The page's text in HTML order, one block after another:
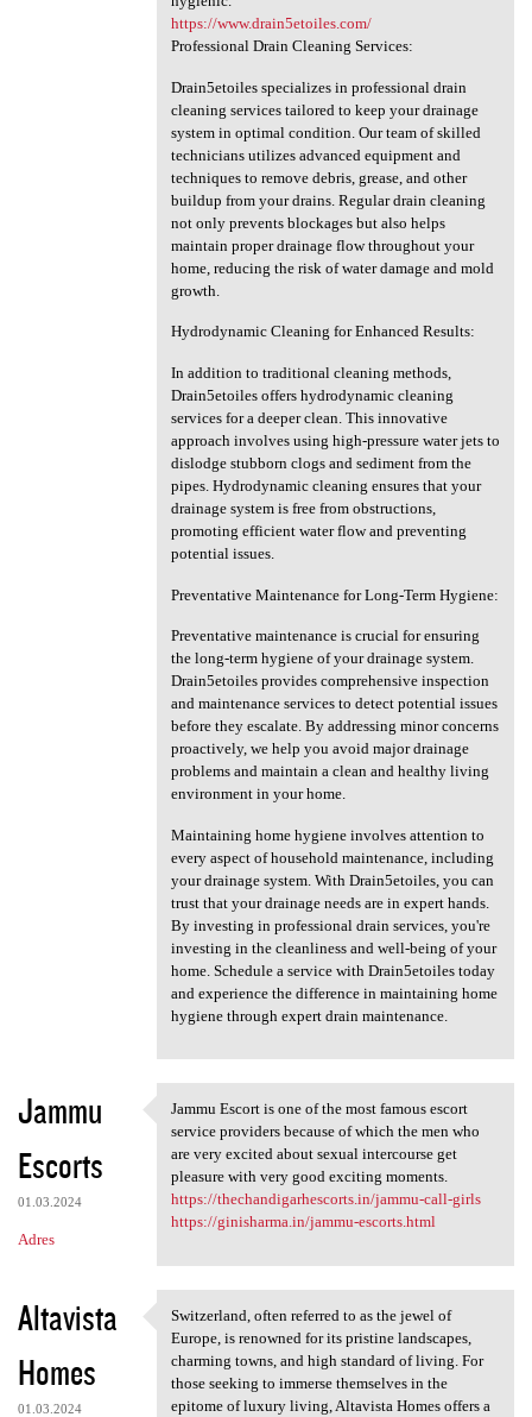
https://www.drain5etoiles.com/
Professional Drain Cleaning Services:
Drain5etoiles specializes in professional drain
cleaning services tailored to keep your drainage
system in optimal condition. Our team of skilled
technicians utilizes advanced equipment and
techniques to remove debris, grease, and other
buildup from your drains. Regular drain cleaning
not only prevents blockages but also helps
maintain proper drainage flow throughout your
home, reducing the risk of water damage and mold
growth.
Hydrodynamic Cleaning for Enhanced Results:
In addition to traditional cleaning methods,
Drain5etoiles offers hydrodynamic cleaning
services for a deeper clean. This innovative
approach involves using high-pressure water jets to
dislodge stubborn clogs and sediment from the
pipes. Hydrodynamic cleaning ensures that your
drainage system is free from obstructions,
promoting efficient water flow and preventing
potential issues.
Preventative Maintenance for Long-Term Hygiene:
Preventative maintenance is crucial for ensuring
the long-term hygiene of your drainage system.
Drain5etoiles provides comprehensive inspection
and maintenance services to detect potential issues
before they escalate. By addressing minor concerns
proactively, we help you avoid major drainage
problems and maintain a clean and healthy living
environment in your home.
Maintaining home hygiene involves attention to
every aspect of household maintenance, including
your drainage system. With Drain5etoiles, you can
trust that your drainage needs are in expert hands.
By investing in professional drain services, you're
investing in the cleanliness and well-being of your
home. Schedule a service with Drain5etoiles today
and experience the difference in maintaining home
hygiene through expert drain maintenance.
Jammu
Escorts
01.03.2024
Adres
Jammu Escort is one of the
Jammu Escort is one of the most famous escort
service providers because of which the men who
are very excited about sexual intercourse get
pleasure with very good exciting moments.
https://thechandigarhescorts.in/jammu-call-girls
https://ginisharma.in/jammu-escorts.html
Altavista
Homes
01.03.2024
Switzerland, often referred
Switzerland, often referred to as the jewel of
Europe, is renowned for its pristine landscapes,
charming towns, and high standard of living. For
those seeking to immerse themselves in the
epitome of luxury living, Altavista Homes offers a